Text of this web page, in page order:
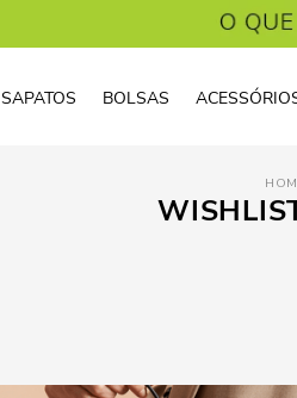
SAPATOS BOLSAS